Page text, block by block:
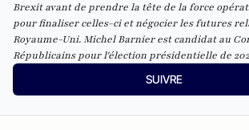
Brexit avant de prendre la tête de la force
pour finaliser celles-ci et négocier les futures
Royaume-Uni. Michel Barnier est candidat au
Républicains pour l'élection présidentielle de
SUIVRE